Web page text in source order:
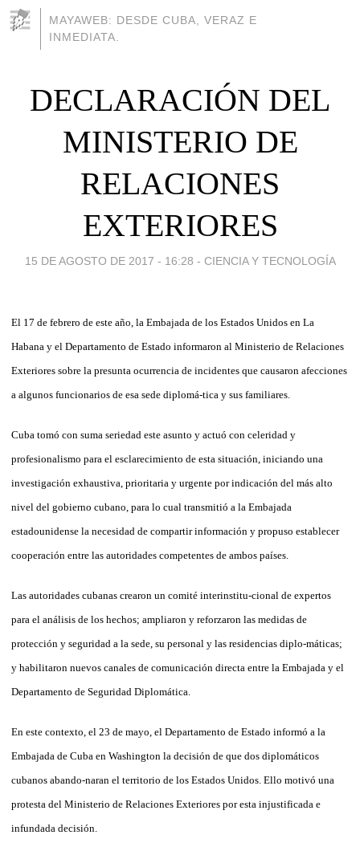
MAYAWEB: DESDE CUBA, VERAZ E
INMEDIATA.
DECLARACIÓN DEL
MINISTERIO DE
RELACIONES
EXTERIORES
15 DE AGOSTO DE 2017 - 16:28 - CIENCIA Y TECNOLOGÍA
El 17 de febrero de este año, la Embajada de los Estados Unidos en La
Habana y el Departamento de Estado informaron al Ministerio de Relaciones
Exteriores sobre la presunta ocurrencia de incidentes que causaron afecciones
a algunos funcionarios de esa sede diplomá-tica y sus familiares.
Cuba tomó con suma seriedad este asunto y actuó con celeridad y
profesionalismo para el esclarecimiento de esta situación, iniciando una
investigación exhaustiva, prioritaria y urgente por indicación del más alto
nivel del gobierno cubano, para lo cual transmitió a la Embajada
estadounidense la necesidad de compartir información y propuso establecer
cooperación entre las autoridades competentes de ambos países.
Las autoridades cubanas crearon un comité interinstitu-cional de expertos
para el análisis de los hechos; ampliaron y reforzaron las medidas de
protección y seguridad a la sede, su personal y las residencias diplo-máticas;
y habilitaron nuevos canales de comunicación directa entre la Embajada y el
Departamento de Seguridad Diplomática.
En este contexto, el 23 de mayo, el Departamento de Estado informó a la
Embajada de Cuba en Washington la decisión de que dos diplomáticos
cubanos abando-naran el territorio de los Estados Unidos. Ello motivó una
protesta del Ministerio de Relaciones Exteriores por esta injustificada e
infundada decisión.